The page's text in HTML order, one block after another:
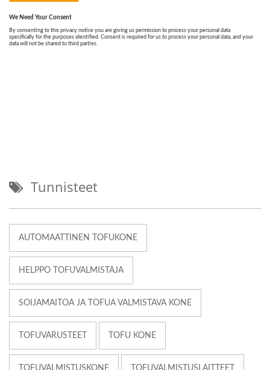
Tunnisteet
AUTOMAATTINEN TOFUKONE
HELPPO TOFUVALMISTAJA
SOIJAMAITOA JA TOFUA VALMISTAVA KONE
TOFUVARUSTEET TOFU KONE
TOFUVALMISTUSKONE TOFUVALMISTUSLAITTEET